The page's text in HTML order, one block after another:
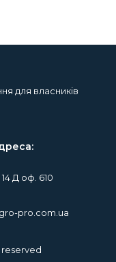
для власників
Д оф. 610
pro.com.ua